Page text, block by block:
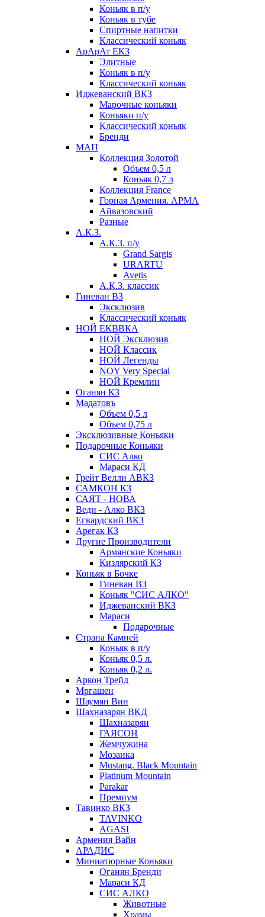
Коньяк в п/у
Коньяк в тубе
Спиртные напитки
Классический коньяк
АрАрАт ЕКЗ
Элитные
Коньяк в п/у
Классический коньяк
Иджеванский ВКЗ
Марочные коньяки
Коньяки п/у
Классический коньяк
Бренди
МАП
Коллекция Золотой
Объем 0,5 л
Коньяк 0,7 л
Коллекция France
Горная Армения. АРМА
Айвазовский
Разные
А.К.З.
А.К.З. п/у
Grand Sargis
URARTU
Avetis
А.К.З. классик
Гиневан ВЗ
Эксклюзив
Классический коньяк
НОЙ ЕКВВКА
НОЙ Эксклюзив
НОЙ Классик
НОЙ Легенды
NOY Very Speсial
НОЙ Кремлин
Оганян КЗ
Мадатовъ
Объем 0,5 л
Объем 0,75 л
Эксклюзивные Коньяки
Подарочные Коньяки
СИС Алко
Мараси КД
Грейт Велли АВКЗ
САМКОН КЗ
САЯТ - НОВА
Веди - Алко ВКЗ
Егвардский ВКЗ
Арегак КЗ
Другие Производители
Армянские Коньяки
Кизлярский КЗ
Коньяк в Бочке
Гиневан ВЗ
Коньяк "СИС АЛКО"
Иджеванский ВКЗ
Мараси
Подарочные
Страна Камней
Коньяк в п/у
Коньяк 0,5 л.
Коньяк 0,2 л.
Аркон Трейд
Мргашен
Шаумян Вин
Шахназарян ВКД
Шахназарян
ГАЯСОН
Жемчужина
Мозаика
Mustang. Black Mountain
Platinum Mountain
Parakar
Премиум
Тавинко ВКЗ
TAVINKO
AGASI
Армения Вайн
АРАДИС
Миниатюрные Коньяки
Оганян Бренди
Мараси КД
СИС АЛКО
Животные
Храмы